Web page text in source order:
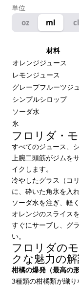
単位
oz ml cl
材料
オレンジジュース
レモンジュース
グレープフルーツジ
シンプルシロップ
ソーダ水
氷
フロリダ・
すべてのジュース、
上腕二頭筋がジムを
イクします。
冷やしたグラス（コ
に、砕いた角氷を入
ソーダ水を注ぎ、軽
オレンジのスライス
すぐにサーブし、グ
い。
フロリダの
クな魅力の
柑橘の爆発（最高の形
3種類の柑橘類が織